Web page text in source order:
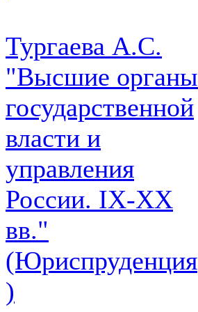
Тургаева А.С.
"Высшие органы
государственной
власти и
управления
России. IХ-ХХ
вв."
(Юриспруденция
)